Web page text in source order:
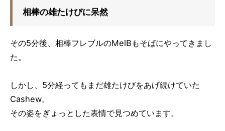
相棒の雄たけびに呆然
その5分後、相棒フレブルのMelBもそばにやってきまし
た。
しかし、5分経ってもまだ雄たけびをあげ続けていた
Cashew。
その姿をぎょっとした表情で見つめています。